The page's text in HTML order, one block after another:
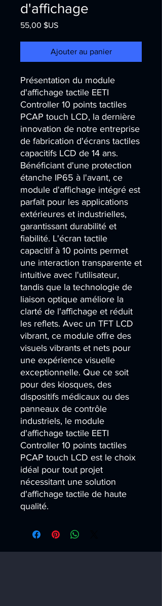
d'affichage
55,00 $USPrix
Ajouter au panier
Présentation du module
d'affichage tactile EETI
Controller 10 points tactiles
PCAP touch LCD, la dernière
innovation de notre entreprise
de fabrication d'écrans tactiles
capacitifs LCD de 14 ans.
Bénéficiant d'une protection
étanche IP65 à l'avant, ce
module d'affichage intégré est
parfait pour les applications
extérieures et industrielles,
garantissant durabilité et
fiabilité. L'écran tactile
capacitif à 10 points permet
une interaction transparente et
intuitive avec l'utilisateur,
tandis que la technologie de
liaison optique améliore la
clarté de l'affichage et réduit
les reflets. Avec un TFT LCD
vibrant, ce module offre des
visuels vibrants et nets pour
une expérience visuelle
exceptionnelle. Que ce soit
pour des kiosques, des
dispositifs médicaux ou des
panneaux de contrôle
industriels, le module
d'affichage tactile EETI
Controller 10 points tactiles
PCAP touch LCD est le choix
idéal pour tout projet
nécessitant une solution
d'affichage tactile de haute
qualité.